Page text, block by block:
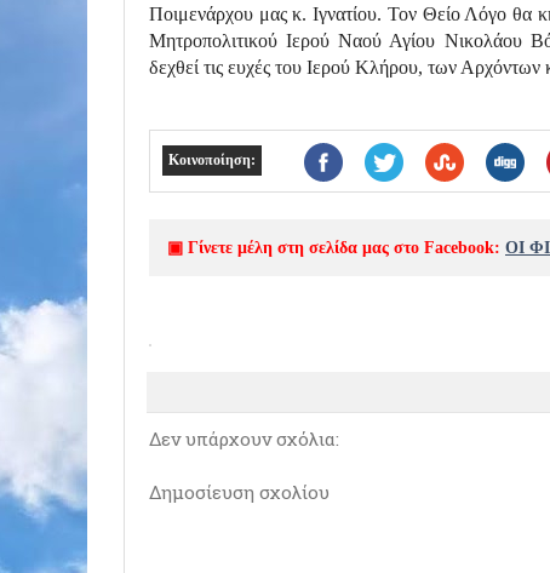
Ποιμενάρχου μας κ. Ιγνατίου. Τον Θείο Λόγο θα
Μητροπολιτικού Ιερού Ναού Αγίου Νικολάου
δεχθεί τις ευχές του Ιερού Κλήρου, των
Κοινοποίηση:
▣ Γίνετε μέλη στη σελίδα μας στο Facebook: ΟΙ
Δεν υπάρχουν σχόλια:
Δημοσίευση σχολίου